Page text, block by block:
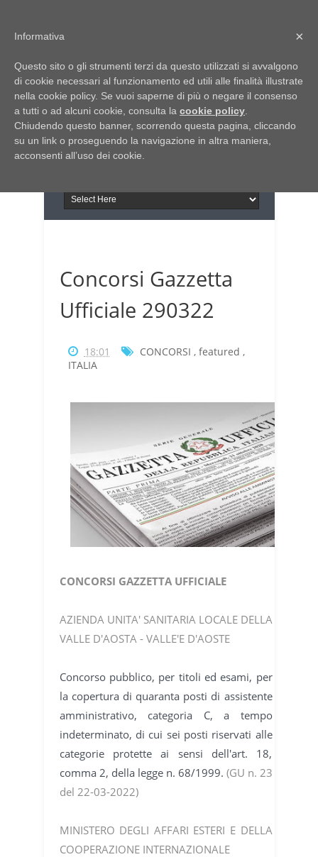
Italia Notizie
Giornale di Basilicata
Giornale di Puglia
INFORMAPUGLIA
Il portale n.1 del lavoro
in Puglia
Concorsi Gazzetta
Ufficiale 290322
18:01 CONCORSI , featured ,
ITALIA
CONCORSI GAZZETTA UFFICIALE
AZIENDA UNITA' SANITARIA LOCALE DELLA
VALLE D'AOSTA - VALLE'E D'AOSTE
Concorso pubblico, per titoli ed esami, per
la copertura di quaranta posti di assistente
amministrativo, categoria C, a tempo
indeterminato, di cui sei posti riservati alle
categorie protette ai sensi dell'art. 18,
comma 2, della legge n. 68/1999. (GU n. 23
del 22-03-2022)
MINISTERO DEGLI AFFARI ESTERI E DELLA
COOPERAZIONE INTERNAZIONALE
×
Informativa
Questo sito o gli strumenti terzi da questo utilizzati si avvalgono
di cookie necessari al funzionamento ed utili alle finalità illustrate
nella cookie policy. Se vuoi saperne di più o negare il consenso
a tutti o ad alcuni cookie, consulta la cookie policy
Chiudendo questo banner, scorrendo questa pagina, cliccando
su un link o proseguendo la navigazione in altra maniera,
acconsenti all’uso dei cookie.